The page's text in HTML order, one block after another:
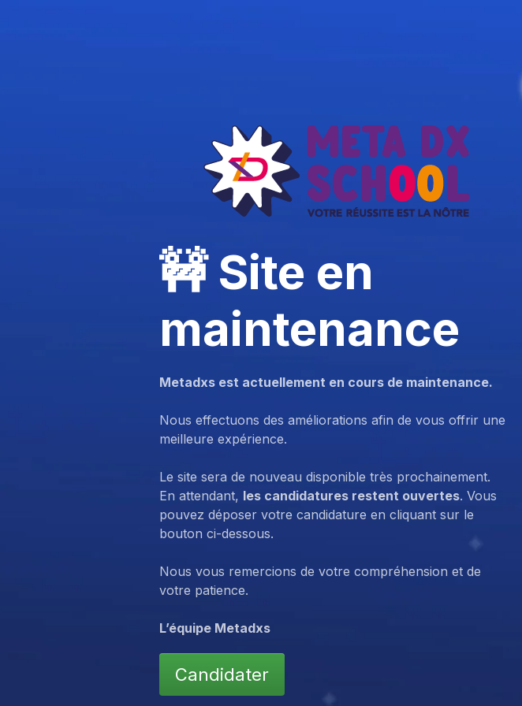
🚧 Site en
maintenance
Metadxs est actuellement en cours de maintenance.
Nous effectuons des améliorations afin de vous offrir une
meilleure expérience.
Le site sera de nouveau disponible très prochainement.
En attendant, les candidatures restent ouvertes. Vous
pouvez déposer votre candidature en cliquant sur le
bouton ci-dessous.
Nous vous remercions de votre compréhension et de
votre patience.
L’équipe Metadxs
Candidater